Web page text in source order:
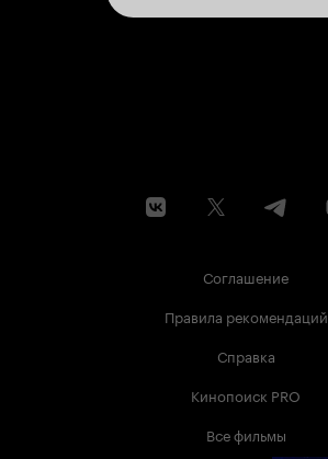
Соглашение
Правила рекомендаций
Справка
Кинопоиск PRO
Все фильмы